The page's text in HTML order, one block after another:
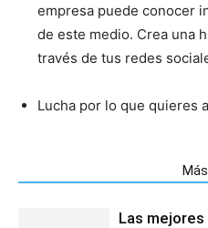
empresa puede conocer
de este medio. Crea una
través de tus redes
Lucha por lo que quieres
Las